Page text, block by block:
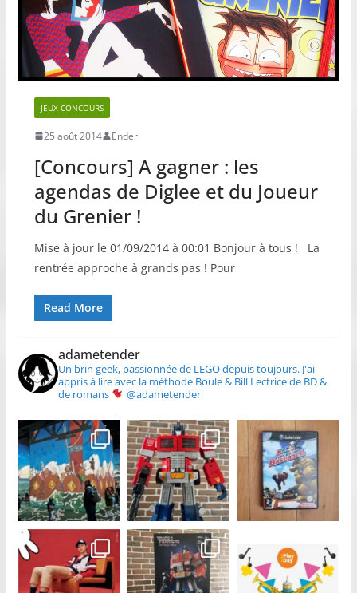
JEUX CONCOURS
25 août 2014 Ender
[Concours] A gagner : les
agendas de Diglee et du Joueur
du Grenier !
Mise à jour le 01/09/2014 à 00:01 Bonjour à tous ! La
rentrée approche à grands pas ! Pour
Read More
adametender
Un brin geek, passionnée de LEGO depuis toujours.J'ai
appris à lire avec la méthode Boule & Bill Lectrice de BD &
de romans
@adametender